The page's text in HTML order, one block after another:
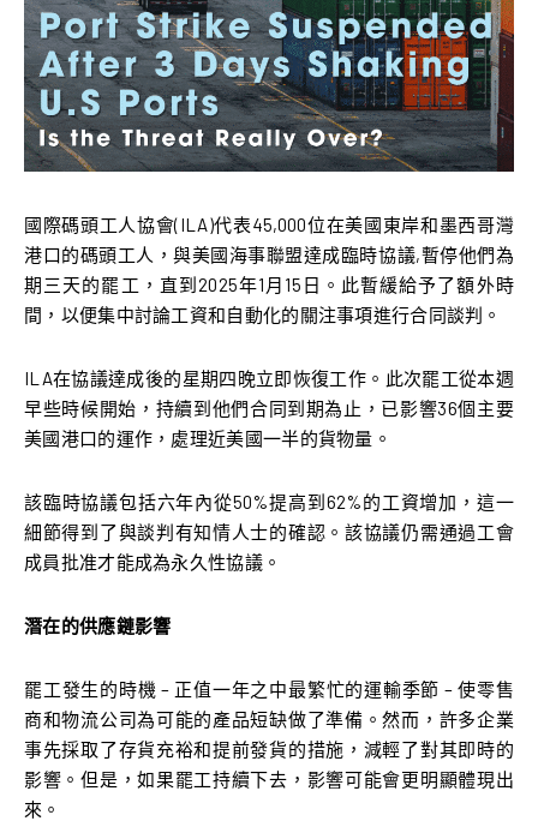
國際碼頭工人協會(ILA)代表45,000位在美國東岸和墨西哥灣
港口的碼頭工人，與美國海事聯盟達成臨時協議,暫停他們為
期三天的罷工，直到2025年1月15日。此暫緩給予了額外時
間，以便集中討論工資和自動化的關注事項進行合同談判。
ILA在協議達成後的星期四晚立即恢復工作。此次罷工從本週
早些時候開始，持續到他們合同到期為止，已影響36個主要
美國港口的運作，處理近美國一半的貨物量。
該臨時協議包括六年內從50%提高到62%的工資增加，這一
細節得到了與談判有知情人士的確認。該協議仍需通過工會
成員批准才能成為永久性協議。
潛在的供應鏈影響
罷工發生的時機 – 正值一年之中最繁忙的運輸季節 – 使零售
商和物流公司為可能的產品短缺做了準備。然而，許多企業
事先採取了存貨充裕和提前發貨的措施，減輕了對其即時的
影響。但是，如果罷工持續下去，影響可能會更明顯體現出
來。